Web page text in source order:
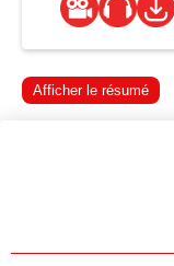
Afficher le résumé